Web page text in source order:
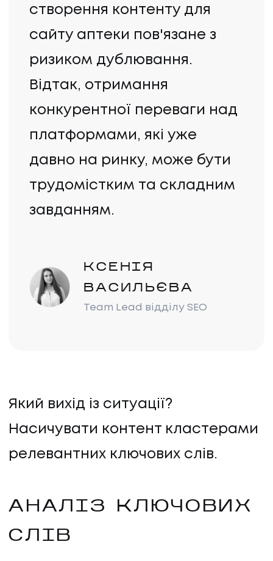
створення контенту для
сайту аптеки пов'язане з
ризиком дублювання.
Відтак, отримання
конкурентної переваги над
платформами, які уже
давно на ринку, може бути
трудомістким та складним
завданням.
КСЕНІЯ
ВАСИЛЬЄВА
Team Lead відділу SEO
Який вихід із ситуації?
Насичувати контент кластерами
релевантних ключових слів.
АНАЛІЗ КЛЮЧОВИХ
СЛІВ